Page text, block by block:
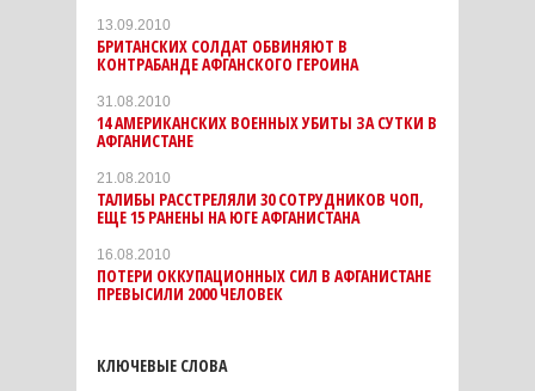
13.09.2010
БРИТАНСКИХ СОЛДАТ ОБВИНЯЮТ В
КОНТРАБАНДЕ АФГАНСКОГО ГЕРОИНА
31.08.2010
14 АМЕРИКАНСКИХ ВОЕННЫХ УБИТЫ ЗА СУТКИ В
АФГАНИСТАНЕ
21.08.2010
ТАЛИБЫ РАССТРЕЛЯЛИ 30 СОТРУДНИКОВ ЧОП,
ЕЩЕ 15 РАНЕНЫ НА ЮГЕ АФГАНИСТАНА
16.08.2010
ПОТЕРИ ОККУПАЦИОННЫХ СИЛ В АФГАНИСТАНЕ
ПРЕВЫСИЛИ 2000 ЧЕЛОВЕК
КЛЮЧЕВЫЕ СЛОВА